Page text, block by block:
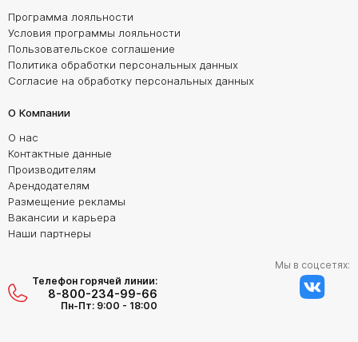
Программа лояльности
Условия программы лояльности
Пользовательское соглашение
Политика обработки персональных данных
Согласие на обработку персональных данных
О Компании
О нас
Контактные данные
Производителям
Арендодателям
Размещение рекламы
Вакансии и карьера
Наши партнеры
Телефон горячей линии:
8-800-234-99-66
Пн-Пт: 9:00 - 18:00
Мы в соцсетях: